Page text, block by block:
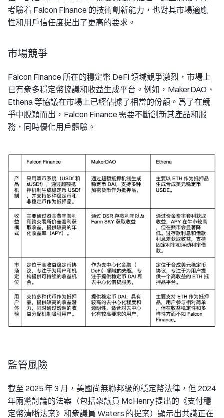
考驗着 Falcon Finance 的技術創新能力，也對其市場適應
性和用戶信任度提出了更高的要求。
市場競爭
Falcon Finance 所在的穩定幣 DeFi 領域競爭激烈，市場上
已有衆多穩定幣協議和收益生成平台。例如，MakerDAO、
Ethena 等協議在市場上已經佔據了相當的份額。爲了在競
爭中脫穎而出，Falcon Finance 需要不斷創新其產品和服
務，同時優化用戶體驗。
監管風險
截至 2025 年 3 月，美國尚無聯邦級的穩定幣法律，但 2024
年兩黨討論的法案（包括衆議員 McHenry 提出的《支付穩
定幣清晰法案》和衆議員 Waters 的提案）顯示出共識正在